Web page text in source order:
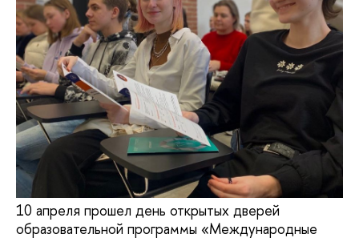
10 апреля прошел день открытых дверей
образовательной программы «Международные